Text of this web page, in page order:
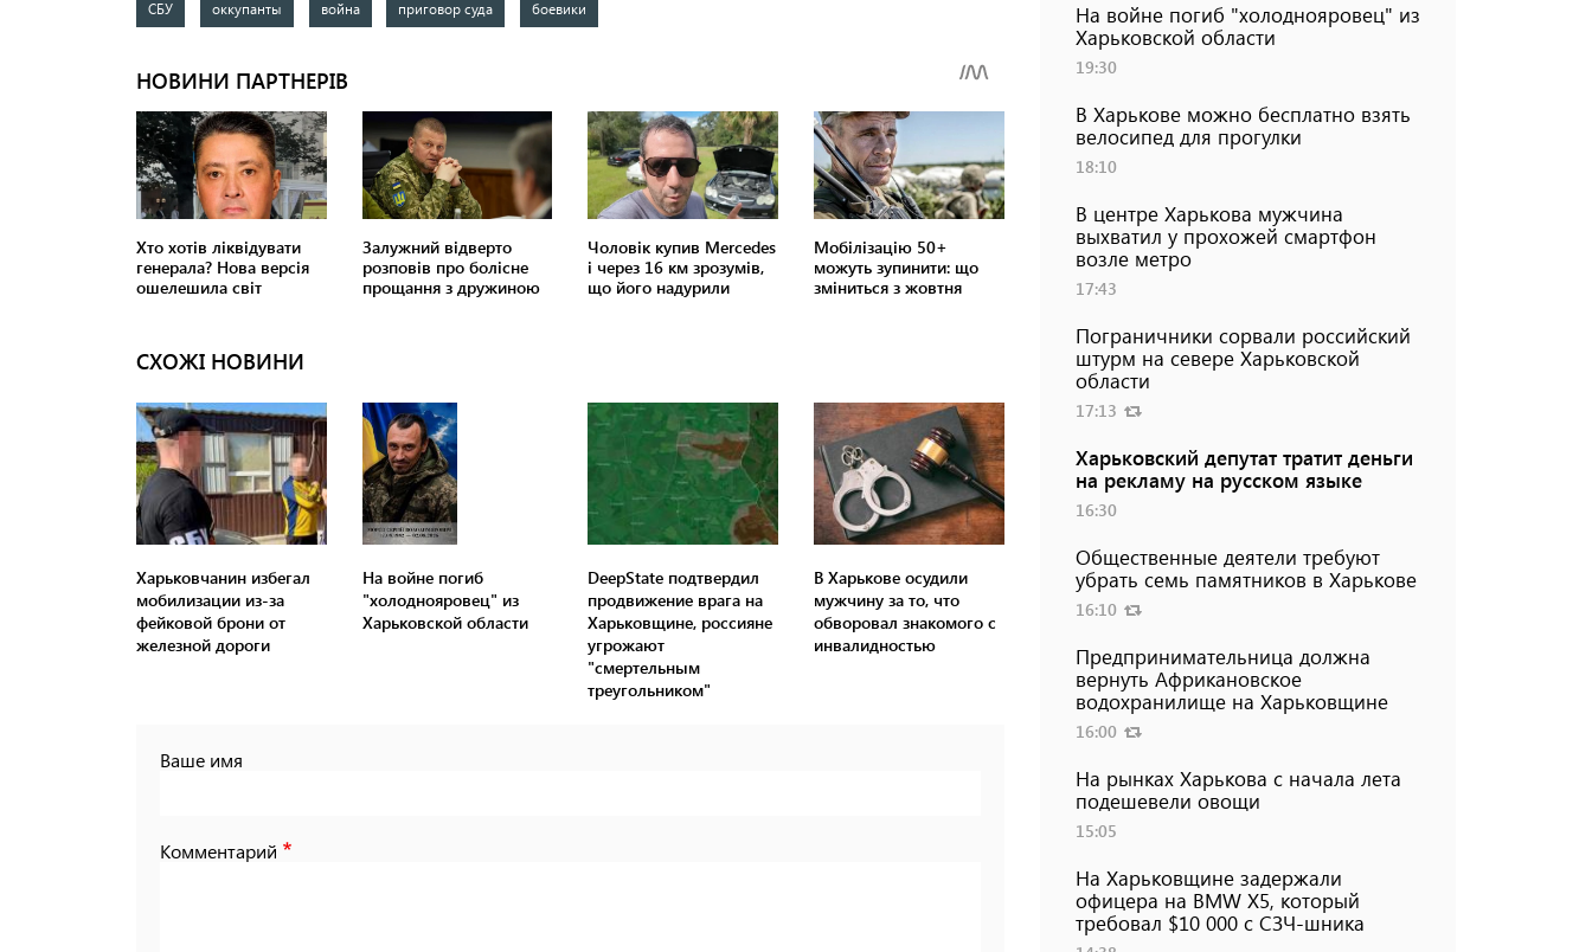
СБУ оккупанты война приговор суда боевики
СХОЖІ НОВИНИ
Харьковчанин избегал
мобилизации из-за
фейковой брони от
железной дороги
На войне погиб
"холоднояровец" из
Харьковской области
DeepState подтвердил
продвижение врага на
Харьковщине, россияне
угрожают
"смертельным
треугольником"
В Харькове осудили
мужчину за то, что
обворовал знакомого с
инвалидностью
Ваше имя
Комментарий
На войне погиб "холоднояровец" из
Харьковской области
19:30
В Харькове можно бесплатно взять
велосипед для прогулки
18:10
В центре Харькова мужчина
выхватил у прохожей смартфон
возле метро
17:43
Пограничники сорвали российский
штурм на севере Харьковской
области
17:13
Харьковский депутат тратит деньги
на рекламу на русском языке
16:30
Общественные деятели требуют
убрать семь памятников в Харькове
16:10
Предпринимательница должна
вернуть Африкановское
водохранилище на Харьковщине
16:00
На рынках Харькова с начала лета
подешевели овощи
15:05
На Харьковщине задержали
офицера на BMW Х5, который
требовал $10 000 с СЗЧ-шника